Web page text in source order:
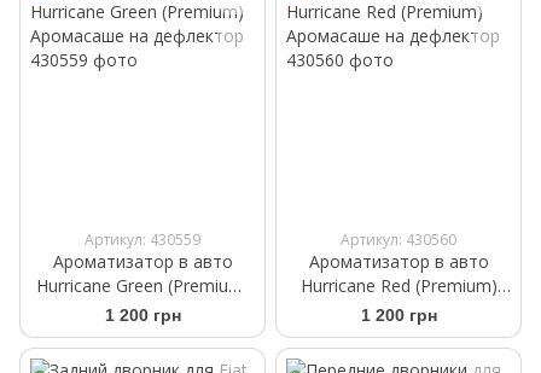
Артикул: 430559
Ароматизатор в авто
Hurricane Green (Premium)
Аромасаше на дефлектор
1 200 грн
Артикул: 430560
Ароматизатор в авто
Hurricane Red (Premium)
Аромасаше на дефлектор
1 200 грн